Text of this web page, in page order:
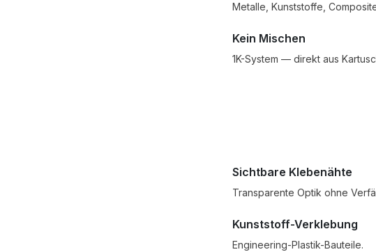
Metalle, Kunststoffe,
Kein Mischen
1K-System — direkt aus
Sichtbare Klebenähte
Transparente Optik ohne
Kunststoff-Verklebung
Engineering-Plastik-Bauteile.